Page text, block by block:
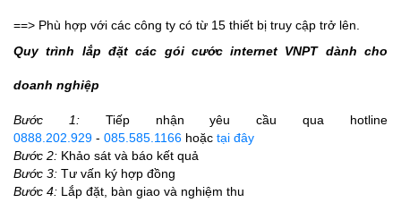
==> Phù hợp với các công ty có từ 15 thiết bị truy cập trở lên.
Quy trình lắp đặt các gói cước internet VNPT dành cho
doanh nghiệp
Bước 1: Tiếp nhận yêu cầu qua hotline
0888.202.929 - 085.585.1166 hoặc tại đây
Bước 2: Khảo sát và báo kết quả
Bước 3: Tư vấn ký hợp đồng
Bước 4: Lắp đặt, bàn giao và nghiệm thu